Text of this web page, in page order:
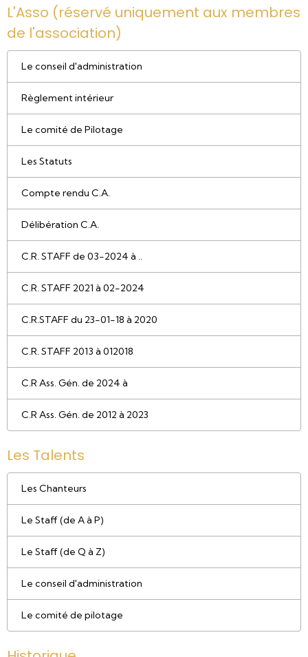
L'Asso (réservé uniquement aux membres
de l'association)
Le conseil d'administration
Règlement intérieur
Le comité de Pilotage
Les Statuts
Compte rendu C.A.
Délibération C.A.
C.R. STAFF de 03-2024 à ..
C.R. STAFF 2021 à 02-2024
C.R.STAFF du 23-01-18 à 2020
C.R. STAFF 2013 à 012018
C.R Ass. Gén. de 2024 à
C.R Ass. Gén. de 2012 à 2023
Les Talents
Les Chanteurs
Le Staff (de A à P)
Le Staff (de Q à Z)
Le conseil d'administration
Le comité de pilotage